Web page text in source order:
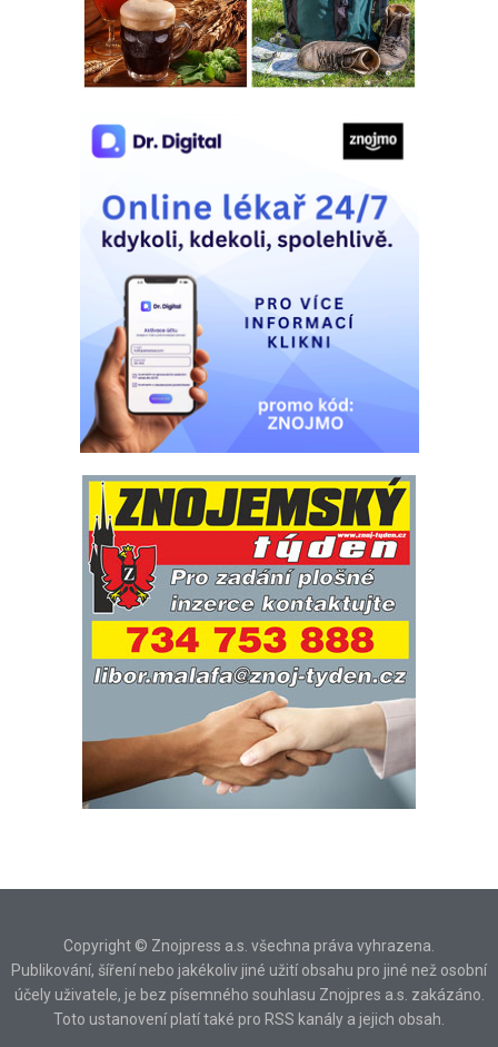
Copyright © Znojpress a.s. všechna práva vyhrazena.
Publikování, šíření nebo jakékoliv jiné užití obsahu pro jiné než osobní
účely uživatele, je bez písemného souhlasu Znojpres a.s. zakázáno.
Toto ustanovení platí také pro RSS kanály a jejich obsah.